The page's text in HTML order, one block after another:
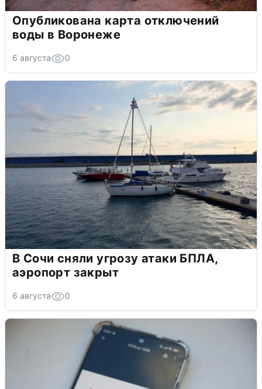
Опубликована карта отключений
воды в Воронеже
6 августа 0
В Сочи сняли угрозу атаки БПЛА,
аэропорт закрыт
6 августа 0